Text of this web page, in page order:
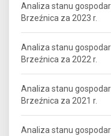
Analiza stanu
Brzeźnica za 2023 r.
Analiza stanu
Brzeźnica za 2022 r.
Analiza stanu
Brzeźnica za 2021 r.
Analiza stanu